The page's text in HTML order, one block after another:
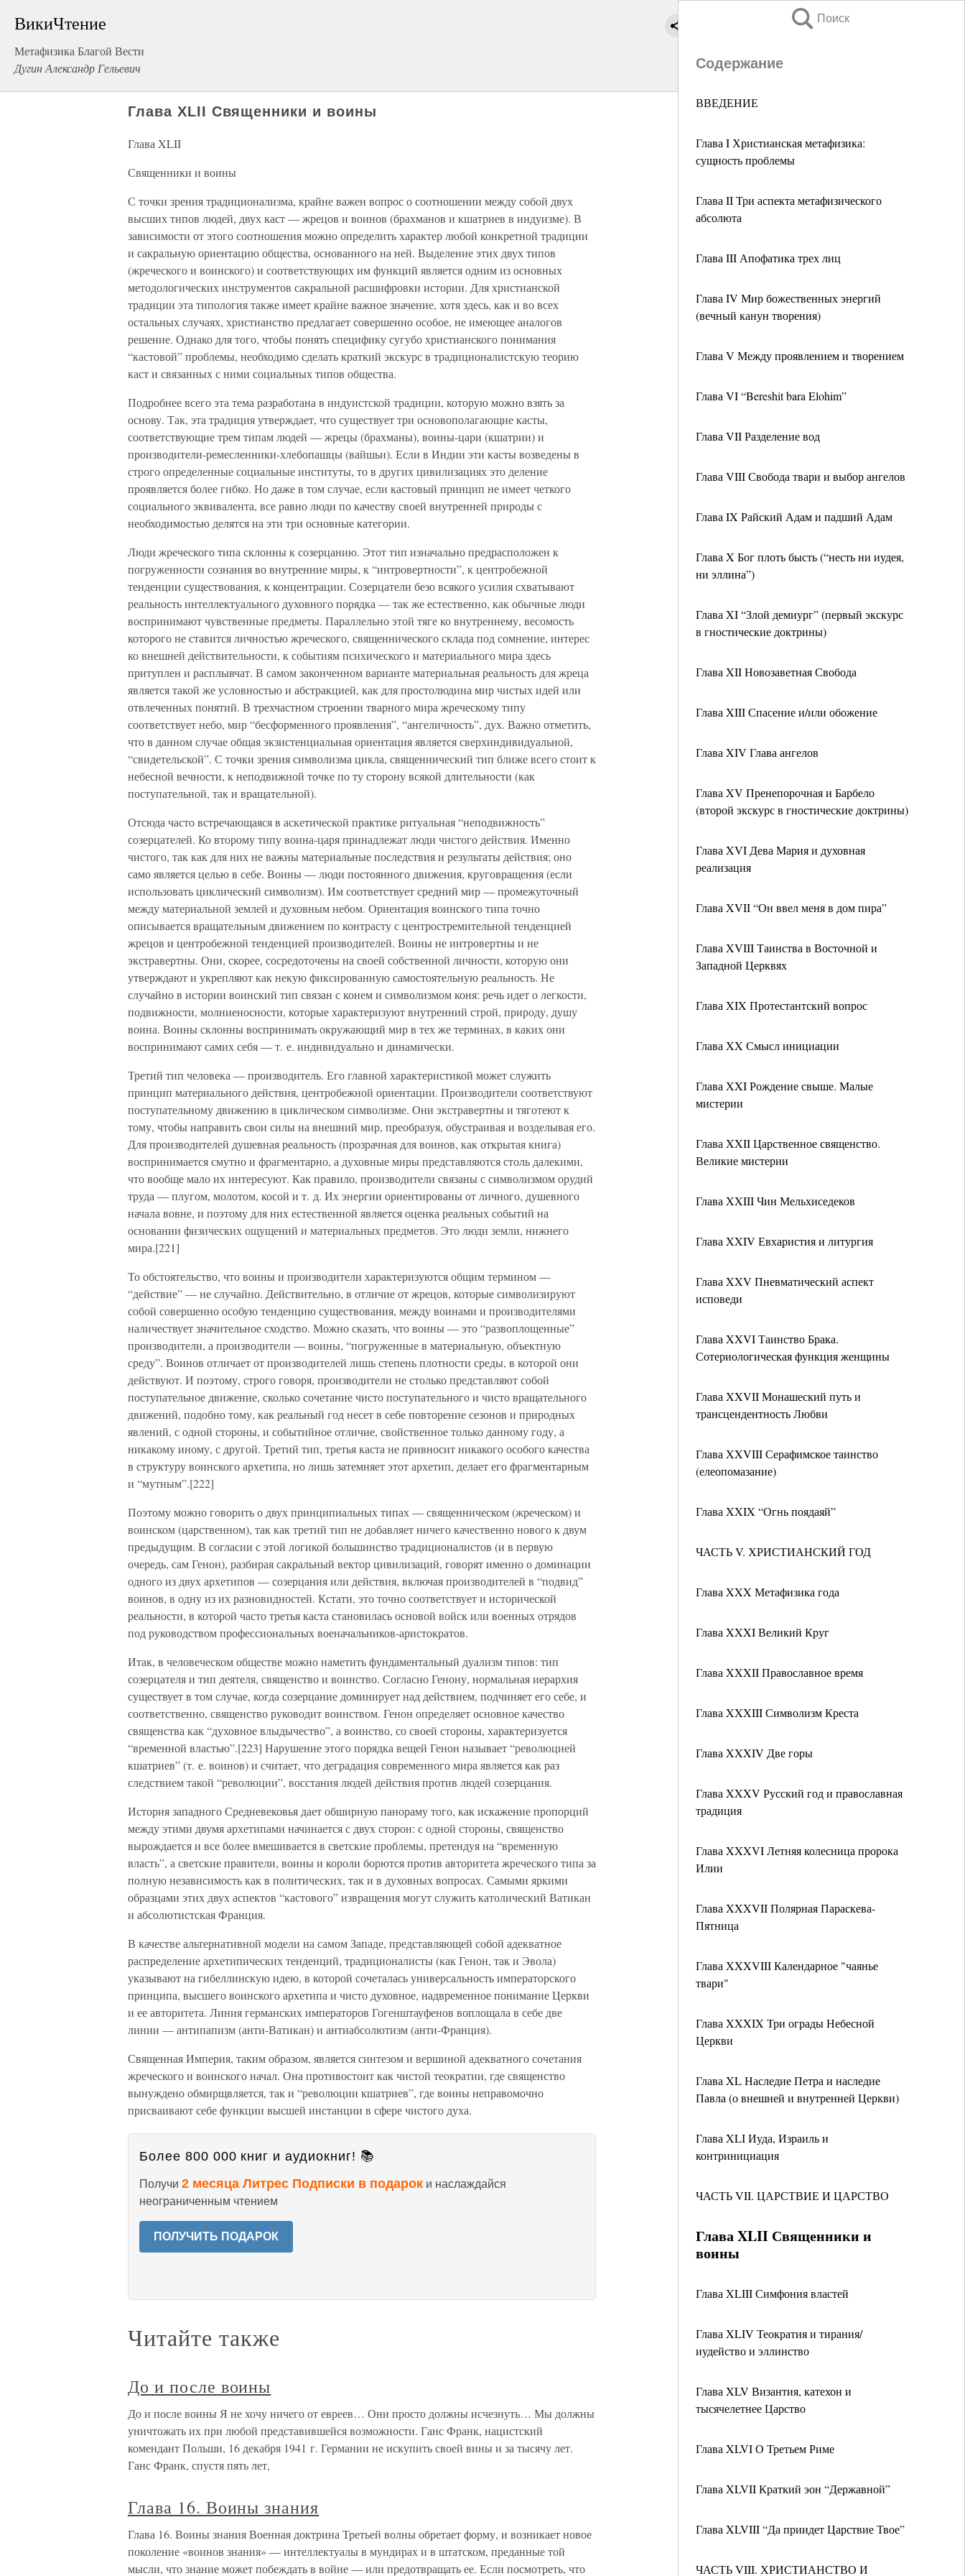
ВикиЧтение
Метафизика Благой Вести
Дугин Александр Гельевич
Поиск
Содержание
ВВЕДЕНИЕ
Глава I Христианская метафизика:
сущность проблемы
Глава II Три аспекта метафизического
абсолюта
Глава III Апофатика трех лиц
Глава IV Мир божественных энергий
(вечный канун творения)
Глава V Между проявлением и творением
Глава VI “Bereshit bara Elohim”
Глава VII Разделение вод
Глава VIII Свобода твари и выбор ангелов
Глава IX Райский Адам и падший Адам
Глава X Бог плоть бысть (“несть ни иудея,
ни эллина”)
Глава XI “Злой демиург” (первый экскурс
в гностические доктрины)
Глава XII Новозаветная Свобода
Глава XIII Спасение и/или обожение
Глава XIV Глава ангелов
Глава XV Пренепорочная и Барбело
(второй экскурс в гностические доктрины)
Глава XVI Дева Мария и духовная
реализация
Глава XVII “Он ввел меня в дом пира”
Глава XVIII Таинства в Восточной и
Западной Церквях
Глава XIX Протестантский вопрос
Глава XX Смысл инициации
Глава XXI Рождение свыше. Малые
мистерии
Глава XXII Царственное священство.
Великие мистерии
Глава XXIII Чин Мельхиседеков
Глава XXIV Евхаристия и литургия
Глава XXV Пневматический аспект
исповеди
Глава XXVI Таинство Брака.
Сотериологическая функция женщины
Глава XXVII Монашеский путь и
трансцендентность Любви
Глава XXVIII Серафимское таинство
(елеопомазание)
Глава XXIX “Огнь поядаяй”
ЧАСТЬ V. ХРИСТИАНСКИЙ ГОД
Глава XXX Метафизика года
Глава XXXI Великий Круг
Глава XXXII Православное время
Глава XXXIII Символизм Креста
Глава XXXIV Две горы
Глава XXXV Русский год и православная
традиция
Глава XXXVI Летняя колесница пророка
Илии
Глава XXXVII Полярная Параскева-
Пятница
Глава XXXVIII Календарное "чаянье
твари"
Глава XXXIX Три ограды Небесной
Церкви
Глава XL Наследие Петра и наследие
Павла (о внешней и внутренней Церкви)
Глава XLI Иуда, Израиль и
контринициация
ЧАСТЬ VII. ЦАРСТВИЕ И ЦАРСТВО
Глава XLII Священники и
воины
Глава XLIII Симфония властей
Глава XLIV Теократия и тирания/
иудейство и эллинство
Глава XLV Византия, катехон и
тысячелетнее Царство
Глава XLVI О Третьем Риме
Глава XLVII Краткий эон “Державной”
Глава XLVIII “Да приидет Царствие Твое”
ЧАСТЬ VIII. ХРИСТИАНСТВО И
Глава XLII Священники и воины
Глава XLII
Священники и воины
С точки зрения традиционализма, крайне важен вопрос о соотношении между собой двух
высших типов людей, двух каст — жрецов и воинов (брахманов и кшатриев в индуизме). В
зависимости от этого соотношения можно определить характер любой конкретной традиции
и сакральную ориентацию общества, основанного на ней. Выделение этих двух типов
(жреческого и воинского) и соответствующих им функций является одним из основных
методологических инструментов сакральной расшифровки истории. Для христианской
традиции эта типология также имеет крайне важное значение, хотя здесь, как и во всех
остальных случаях, христианство предлагает совершенно особое, не имеющее аналогов
решение. Однако для того, чтобы понять специфику сугубо христианского понимания
“кастовой” проблемы, необходимо сделать краткий экскурс в традиционалистскую теорию
каст и связанных с ними социальных типов общества.
Подробнее всего эта тема разработана в индуистской традиции, которую можно взять за
основу. Так, эта традиция утверждает, что существует три основополагающие касты,
соответствующие трем типам людей — жрецы (брахманы), воины-цари (кшатрии) и
производители-ремесленники-хлебопашцы (вайшьи). Если в Индии эти касты возведены в
строго определенные социальные институты, то в других цивилизациях это деление
проявляется более гибко. Но даже в том случае, если кастовый принцип не имеет четкого
социального эквивалента, все равно люди по качеству своей внутренней природы с
необходимостью делятся на эти три основные категории.
Люди жреческого типа склонны к созерцанию. Этот тип изначально предрасположен к
погруженности сознания во внутренние миры, к “интровертности”, к центробежной
тенденции существования, к концентрации. Созерцатели безо всякого усилия схватывают
реальность интеллектуального духовного порядка — так же естественно, как обычные люди
воспринимают чувственные предметы. Параллельно этой тяге ко внутреннему, весомость
которого не ставится личностью жреческого, священнического склада под сомнение, интерес
ко внешней действительности, к событиям психического и материального мира здесь
притуплен и расплывчат. В самом законченном варианте материальная реальность для жреца
является такой же условностью и абстракцией, как для простолюдина мир чистых идей или
отвлеченных понятий. В трехчастном строении тварного мира жреческому типу
соответствует небо, мир “бесформенного проявления”, “ангеличность”, дух. Важно отметить,
что в данном случае общая экзистенциальная ориентация является сверхиндивидуальной,
“свидетельской”. С точки зрения символизма цикла, священнический тип ближе всего стоит к
небесной вечности, к неподвижной точке по ту сторону всякой длительности (как
поступательной, так и вращательной).
Отсюда часто встречающаяся в аскетической практике ритуальная “неподвижность”
созерцателей. Ко второму типу воина-царя принадлежат люди чистого действия. Именно
чистого, так как для них не важны материальные последствия и результаты действия; оно
само является целью в себе. Воины — люди постоянного движения, круговращения (если
использовать циклический символизм). Им соответствует средний мир — промежуточный
между материальной землей и духовным небом. Ориентация воинского типа точно
описывается вращательным движением по контрасту с центростремительной тенденцией
жрецов и центробежной тенденцией производителей. Воины не интровертны и не
экстравертны. Они, скорее, сосредоточены на своей собственной личности, которую они
утверждают и укрепляют как некую фиксированную самостоятельную реальность. Не
случайно в истории воинский тип связан с конем и символизмом коня: речь идет о легкости,
подвижности, молниеносности, которые характеризуют внутренний строй, природу, душу
воина. Воины склонны воспринимать окружающий мир в тех же терминах, в каких они
воспринимают самих себя — т. е. индивидуально и динамически.
Третий тип человека — производитель. Его главной характеристикой может служить
принцип материального действия, центробежной ориентации. Производители соответствуют
поступательному движению в циклическом символизме. Они экстравертны и тяготеют к
тому, чтобы направить свои силы на внешний мир, преобразуя, обустраивая и возделывая его.
Для производителей душевная реальность (прозрачная для воинов, как открытая книга)
воспринимается смутно и фрагментарно, а духовные миры представляются столь далекими,
что вообще мало их интересуют. Как правило, производители связаны с символизмом орудий
труда — плугом, молотом, косой и т. д. Их энергии ориентированы от личного, душевного
начала вовне, и поэтому для них естественной является оценка реальных событий на
основании физических ощущений и материальных предметов. Это люди земли, нижнего
мира.[221]
То обстоятельство, что воины и производители характеризуются общим термином —
“действие” — не случайно. Действительно, в отличие от жрецов, которые символизируют
собой совершенно особую тенденцию существования, между воинами и производителями
наличествует значительное сходство. Можно сказать, что воины — это “развоплощенные”
производители, а производители — воины, “погруженные в материальную, объектную
среду”. Воинов отличает от производителей лишь степень плотности среды, в которой они
действуют. И поэтому, строго говоря, производители не столько представляют собой
поступательное движение, сколько сочетание чисто поступательного и чисто вращательного
движений, подобно тому, как реальный год несет в себе повторение сезонов и природных
явлений, с одной стороны, и событийное отличие, свойственное только данному году, а
никакому иному, с другой. Третий тип, третья каста не привносит никакого особого качества
в структуру воинского архетипа, но лишь затемняет этот архетип, делает его фрагментарным
и “мутным”.[222]
Поэтому можно говорить о двух принципиальных типах — священническом (жреческом) и
воинском (царственном), так как третий тип не добавляет ничего качественно нового к двум
предыдущим. В согласии с этой логикой большинство традиционалистов (и в первую
очередь, сам Генон), разбирая сакральный вектор цивилизаций, говорят именно о доминации
одного из двух архетипов — созерцания или действия, включая производителей в “подвид”
воинов, в одну из их разновидностей. Кстати, это точно соответствует и исторической
реальности, в которой часто третья каста становилась основой войск или военных отрядов
под руководством профессиональных военачальников-аристократов.
Итак, в человеческом обществе можно наметить фундаментальный дуализм типов: тип
созерцателя и тип деятеля, священство и воинство. Согласно Генону, нормальная иерархия
существует в том случае, когда созерцание доминирует над действием, подчиняет его себе, и
соответственно, священство руководит воинством. Генон определяет основное качество
священства как “духовное влыдычество”, а воинство, со своей стороны, характеризуется
“временной властью”.[223] Нарушение этого порядка вещей Генон называет “революцией
кшатриев” (т. е. воинов) и считает, что деградация современного мира является как раз
следствием такой “революции”, восстания людей действия против людей созерцания.
История западного Средневековья дает обширную панораму того, как искажение пропорций
между этими двумя архетипами начинается с двух сторон: с одной стороны, священство
вырождается и все более вмешивается в светские проблемы, претендуя на “временную
власть”, а светские правители, воины и короли борются против авторитета жреческого типа за
полную независимость как в политических, так и в духовных вопросах. Самыми яркими
образцами этих двух аспектов “кастового” извращения могут служить католический Ватикан
и абсолютистская Франция.
В качестве альтернативной модели на самом Западе, представляющей собой адекватное
распределение архетипических тенденций, традиционалисты (как Генон, так и Эвола)
указывают на гибеллинскую идею, в которой сочеталась универсальность императорского
принципа, высшего воинского архетипа и чисто духовное, надвременное понимание Церкви
и ее авторитета. Линия германских императоров Гогенштауфенов воплощала в себе две
линии — антипапизм (анти-Ватикан) и антиабсолютизм (анти-Франция).
Священная Империя, таким образом, является синтезом и вершиной адекватного сочетания
жреческого и воинского начал. Она противостоит как чистой теократии, где священство
вынуждено обмирщвляется, так и “революции кшатриев”, где воины неправомочно
присваивают себе функции высшей инстанции в сфере чистого духа.
Более 800 000 книг и аудиокниг! 📚
Получи 2 месяца Литрес Подписки в подарок и наслаждайся
неограниченным чтением
ПОЛУЧИТЬ ПОДАРОК
Читайте также
До и после воины
До и после воины Я не хочу ничего от евреев… Они просто должны исчезнуть… Мы должны
уничтожать их при любой представившейся возможности. Ганс Франк, нацистский
комендант Польши, 16 декабря 1941 г. Германии не искупить своей вины и за тысячу лет.
Ганс Франк, спустя пять лет,
Глава 16. Воины знания
Глава 16. Воины знания Военная доктрина Третьей волны обретает форму, и возникает новое
поколение «воинов знания» — интеллектуалы в мундирах и в штатском, преданные той
мысли, что знание может побеждать в войне — или предотвращать ее. Если посмотреть, что